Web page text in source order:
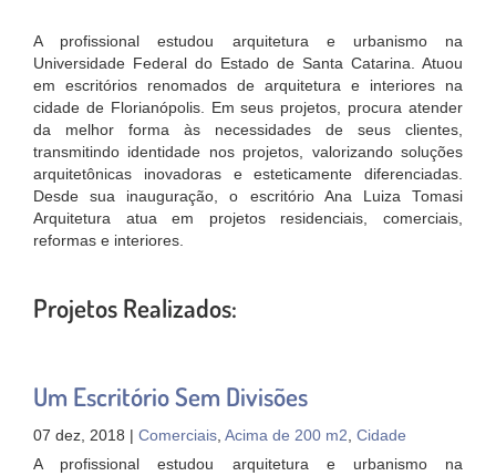
A profissional estudou arquitetura e urbanismo na
Universidade Federal do Estado de Santa Catarina. Atuou
em escritórios renomados de arquitetura e interiores na
cidade de Florianópolis. Em seus projetos, procura atender
da melhor forma às necessidades de seus clientes,
transmitindo identidade nos projetos, valorizando soluções
arquitetônicas inovadoras e esteticamente diferenciadas.
Desde sua inauguração, o escritório Ana Luiza Tomasi
Arquitetura atua em projetos residenciais, comerciais,
reformas e interiores.
Projetos Realizados:
Um Escritório Sem Divisões
07 dez, 2018 | Comerciais, Acima de 200 m2, Cidade
A profissional estudou arquitetura e urbanismo na